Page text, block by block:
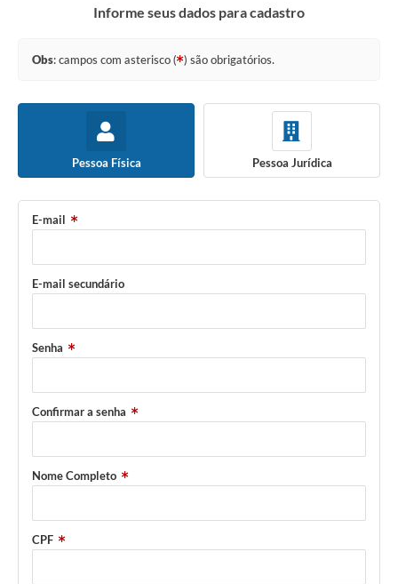
Informe seus dados para cadastro
Obs: campos com asterisco ( ) são obrigatórios.
Pessoa Física Pessoa Jurídica
E-mail
E-mail secundário
Senha
Confirmar a senha
Nome Completo
CPF